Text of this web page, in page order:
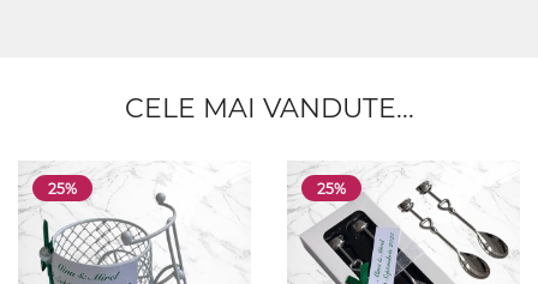
CELE MAI VANDUTE...
25% 25%